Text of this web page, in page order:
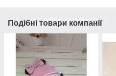
Подібні товари компанії